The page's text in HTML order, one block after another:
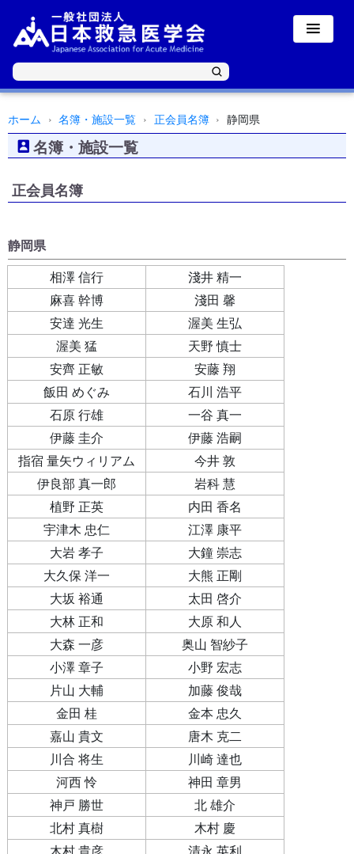
ホーム 名簿・施設一覧 正会員名簿 静岡県
名簿・施設一覧
正会員名簿
静岡県
相澤 信行
淺井 精一
麻喜 幹博
淺田 馨
安達 光生
渥美 生弘
渥美 猛
天野 慎士
安齊 正敏
安藤 翔
飯田 めぐみ
石川 浩平
石原 行雄
一谷 真一
伊藤 圭介
伊藤 浩嗣
指宿 量矢ウィリアム
今井 敦
伊良部 真一郎
岩科 慧
植野 正英
内田 香名
宇津木 忠仁
江澤 康平
大岩 孝子
大鐘 崇志
大久保 洋一
大熊 正剛
大坂 裕通
太田 啓介
大林 正和
大原 和人
大森 一彦
奥山 智紗子
小澤 章子
小野 宏志
片山 大輔
加藤 俊哉
金田 桂
金本 忠久
嘉山 貴文
唐木 克二
川合 将生
川崎 達也
河西 怜
神田 章男
神戸 勝世
北 雄介
北村 真樹
木村 慶